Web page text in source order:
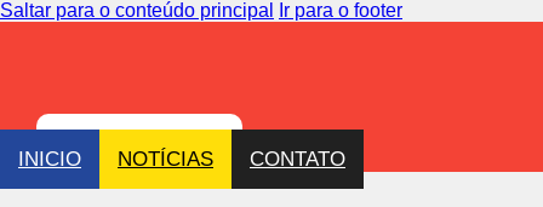
Saltar para o conteúdo principal Ir para o footer
INICIO NOTÍCIAS CONTATO